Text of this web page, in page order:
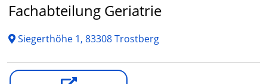
Fachabteilung Geriatrie
Siegerthöhe 1, 83308 Trostberg